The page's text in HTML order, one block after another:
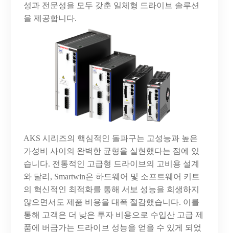
성과 전문성을 모두 갖춘 일체형 드라이브 솔루션
을 제공합니다.
AKS 시리즈의 핵심적인 돌파구는 고성능과 높은
가성비 사이의 완벽한 균형을 실현했다는 점에 있
습니다. 전통적인 고급형 드라이브의 고비용 설계
와 달리, Smartwin은 하드웨어 및 소프트웨어 키트
의 혁신적인 최적화를 통해 서보 성능을 희생하지
않으면서도 제품 비용을 대폭 절감했습니다. 이를
통해 고객은 더 낮은 투자 비용으로 수입산 고급 제
품에 버금가는 드라이브 성능을 얻을 수 있게 되었